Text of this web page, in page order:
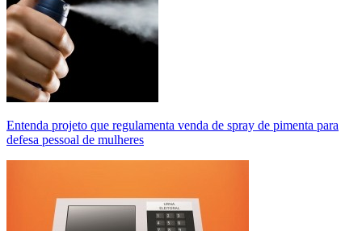
Entenda projeto que regulamenta venda de spray de pimenta para
defesa pessoal de mulheres